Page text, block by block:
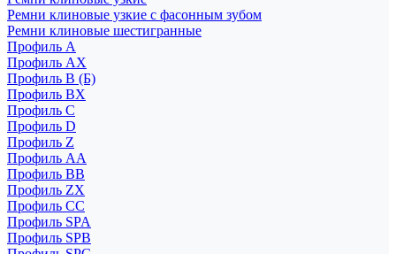
Ремни клиновые узкие с фасонным зубом
Ремни клиновые шестигранные
Профиль A
Профиль AX
Профиль B (Б)
Профиль BX
Профиль C
Профиль D
Профиль Z
Профиль АА
Профиль BB
Профиль ZX
Профиль CC
Профиль SPA
Профиль SPB